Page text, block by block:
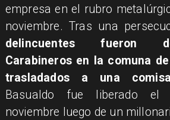
empresa en el rubro
noviembre. Tras una
delincuentes fueron
Carabineros en la comuna
trasladados a una
Basualdo fue liberado
noviembre luego de un